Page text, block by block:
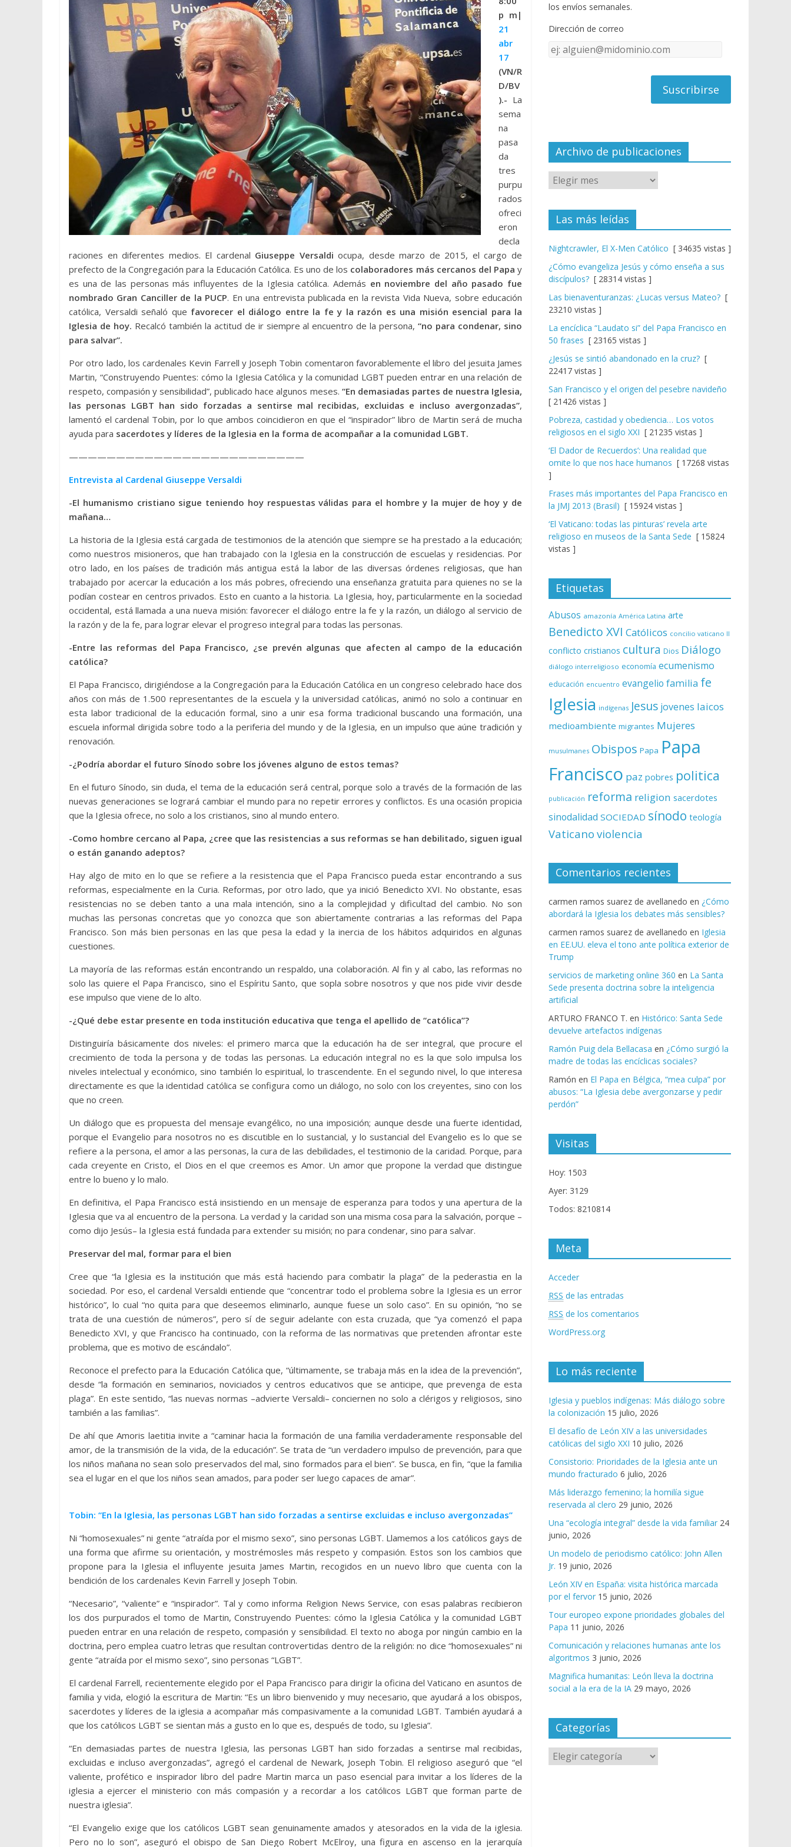
p m|
21
abr
17
(VN/R
D/BV
).- La
sema
na
pasa
da
tres
purpu
rados
ofreci
eron
decla
raciones en diferentes medios. El cardenal Giuseppe Versaldi ocupa, desde marzo de 2015, el cargo de
prefecto de la Congregación para la Educación Católica. Es uno de los colaboradores más cercanos del Papa y
es una de las personas más influyentes de la Iglesia católica. Además en noviembre del año pasado fue
nombrado Gran Canciller de la PUCP. En una entrevista publicada en la revista Vida Nueva, sobre educación
católica, Versaldi señaló que favorecer el diálogo entre la fe y la razón es una misión esencial para la
Iglesia de hoy. Recalcó también la actitud de ir siempre al encuentro de la persona,“no para condenar, sino
para salvar”.
Por otro lado, los cardenales Kevin Farrell y Joseph Tobin comentaron favorablemente el libro del jesuita James
Martin, “Construyendo Puentes: cómo la Iglesia Católica y la comunidad LGBT pueden entrar en una relación de
respeto, compasión y sensibilidad”, publicado hace algunos meses. “En demasiadas partes de nuestra Iglesia,
las personas LGBT han sido forzadas a sentirse mal recibidas, excluidas e incluso avergonzadas”,
lamentó el cardenal Tobin, por lo que ambos coincidieron en que el “inspirador” libro de Martin será de mucha
ayuda para sacerdotes y líderes de la Iglesia en la forma de acompañar a la comunidad LGBT.
—————————————————————————
Entrevista al Cardenal Giuseppe Versaldi
-El humanismo cristiano sigue teniendo hoy respuestas válidas para el hombre y la mujer de hoy y de
mañana…
La historia de la Iglesia está cargada de testimonios de la atención que siempre se ha prestado a la educación;
como nuestros misioneros, que han trabajado con la Iglesia en la construcción de escuelas y residencias. Por
otro lado, en los países de tradición más antigua está la labor de las diversas órdenes religiosas, que han
trabajado por acercar la educación a los más pobres, ofreciendo una enseñanza gratuita para quienes no se la
podían costear en centros privados. Esto en cuanto a la historia. La Iglesia, hoy, particularmente en la sociedad
occidental, está llamada a una nueva misión: favorecer el diálogo entre la fe y la razón, un diálogo al servicio de
la razón y de la fe, para lograr elevar el progreso integral para todas las personas.
-Entre las reformas del Papa Francisco, ¿se prevén algunas que afecten al campo de la educación
católica?
El Papa Francisco, dirigiéndose a la Congregación para la Educación Católica en un congreso celebrado hace dos
años con más de 1.500 representantes de la escuela y la universidad católicas, animó no solo a continuar en
esta labor tradicional de la educación formal, sino a unir esa forma tradicional buscando una formación, una
escuela informal dirigida sobre todo a la periferia del mundo y de la Iglesia, en un impulso que aúne tradición y
renovación.
-¿Podría abordar el futuro Sínodo sobre los jóvenes alguno de estos temas?
En el futuro Sínodo, sin duda, el tema de la educación será central, porque solo a través de la formación de las
nuevas generaciones se logrará cambiar el mundo para no repetir errores y conflictos. Es una ocasión propicia
que la Iglesia ofrece, no solo a los cristianos, sino al mundo entero.
-Como hombre cercano al Papa, ¿cree que las resistencias a sus reformas se han debilitado, siguen igual
o están ganando adeptos?
Hay algo de mito en lo que se refiere a la resistencia que el Papa Francisco pueda estar encontrando a sus
reformas, especialmente en la Curia. Reformas, por otro lado, que ya inició Benedicto XVI. No obstante, esas
resistencias no se deben tanto a una mala intención, sino a la complejidad y dificultad del cambio. No son
muchas las personas concretas que yo conozca que son abiertamente contrarias a las reformas del Papa
Francisco. Son más bien personas en las que pesa la edad y la inercia de los hábitos adquiridos en algunas
cuestiones.
La mayoría de las reformas están encontrando un respaldo, una colaboración. Al fin y al cabo, las reformas no
solo las quiere el Papa Francisco, sino el Espíritu Santo, que sopla sobre nosotros y que nos pide vivir desde
ese impulso que viene de lo alto.
-¿Qué debe estar presente en toda institución educativa que tenga el apellido de “católica”?
Distinguiría básicamente dos niveles: el primero marca que la educación ha de ser integral, que procure el
crecimiento de toda la persona y de todas las personas. La educación integral no es la que solo impulsa los
niveles intelectual y económico, sino también lo espiritual, lo trascendente. En el segundo nivel, lo que interesa
directamente es que la identidad católica se configura como un diálogo, no solo con los creyentes, sino con los
que no creen.
Un diálogo que es propuesta del mensaje evangélico, no una imposición; aunque desde una fuerte identidad,
porque el Evangelio para nosotros no es discutible en lo sustancial, y lo sustancial del Evangelio es lo que se
refiere a la persona, el amor a las personas, la cura de las debilidades, el testimonio de la caridad. Porque, para
cada creyente en Cristo, el Dios en el que creemos es Amor. Un amor que propone la verdad que distingue
entre lo bueno y lo malo.
En definitiva, el Papa Francisco está insistiendo en un mensaje de esperanza para todos y una apertura de la
Iglesia que va al encuentro de la persona. La verdad y la caridad son una misma cosa para la salvación, porque –
como dijo Jesús– la Iglesia está fundada para extender su misión; no para condenar, sino para salvar.
Preservar del mal, formar para el bien
Cree que “la Iglesia es la institución que más está haciendo para combatir la plaga” de la pederastia en la
sociedad. Por eso, el cardenal Versaldi entiende que “concentrar todo el problema sobre la Iglesia es un error
histórico”, lo cual “no quita para que deseemos eliminarlo, aunque fuese un solo caso”. En su opinión, “no se
trata de una cuestión de números”, pero sí de seguir adelante con esta cruzada, que “ya comenzó el papa
Benedicto XVI, y que Francisco ha continuado, con la reforma de las normativas que pretenden afrontar este
problema, que es motivo de escándalo”.
Reconoce el prefecto para la Educación Católica que, “últimamente, se trabaja más en la idea de la prevención”,
desde “la formación en seminarios, noviciados y centros educativos que se anticipe, que prevenga de esta
plaga”. En este sentido, “las nuevas normas –advierte Versaldi– conciernen no solo a clérigos y religiosos, sino
también a las familias”.
De ahí que Amoris laetitia invite a “caminar hacia la formación de una familia verdaderamente responsable del
amor, de la transmisión de la vida, de la educación”. Se trata de “un verdadero impulso de prevención, para que
los niños mañana no sean solo preservados del mal, sino formados para el bien”. Se busca, en fin, “que la familia
sea el lugar en el que los niños sean amados, para poder ser luego capaces de amar”.
Tobin: “En la Iglesia, las personas LGBT han sido forzadas a sentirse excluidas e incluso avergonzadas”
Ni “homosexuales” ni gente “atraída por el mismo sexo”, sino personas LGBT. Llamemos a los católicos gays de
una forma que afirme su orientación, y mostrémosles más respeto y compasión. Estos son los cambios que
propone para la Iglesia el influyente jesuita James Martin, recogidos en un nuevo libro que cuenta con la
bendición de los cardenales Kevin Farrell y Joseph Tobin.
“Necesario”, “valiente” e “inspirador”. Tal y como informa Religion News Service, con esas palabras recibieron
los dos purpurados el tomo de Martin, Construyendo Puentes: cómo la Iglesia Católica y la comunidad LGBT
pueden entrar en una relación de respeto, compasión y sensibilidad. El texto no aboga por ningún cambio en la
doctrina, pero emplea cuatro letras que resultan controvertidas dentro de la religión: no dice “homosexuales” ni
gente “atraída por el mismo sexo”, sino personas “LGBT”.
El cardenal Farrell, recientemente elegido por el Papa Francisco para dirigir la oficina del Vaticano en asuntos de
familia y vida, elogió la escritura de Martin: “Es un libro bienvenido y muy necesario, que ayudará a los obispos,
sacerdotes y líderes de la iglesia a acompañar más compasivamente a la comunidad LGBT. También ayudará a
que los católicos LGBT se sientan más a gusto en lo que es, después de todo, su Iglesia”.
“En demasiadas partes de nuestra Iglesia, las personas LGBT han sido forzadas a sentirse mal recibidas,
excluidas e incluso avergonzadas”, agregó el cardenal de Newark, Joseph Tobin. El religioso aseguró que “el
valiente, profético e inspirador libro del padre Martin marca un paso esencial para invitar a los líderes de la
iglesia a ejercer el ministerio con más compasión y a recordar a los católicos LGBT que forman parte de
nuestra iglesia”.
“El Evangelio exige que los católicos LGBT sean genuinamente amados y atesorados en la vida de la iglesia.
Pero no lo son”, aseguró el obispo de San Diego Robert McElroy, una figura en ascenso en la jerarquía
o
k e
C
el
los envíos semanales.
Dirección de correo
Dirección
Archivo de publicaciones
Las más leídas
Nightcrawler, El X-Men Católico [ 34635 vistas ]
¿Cómo evangeliza Jesús y cómo enseña a sus
discípulos? [ 28314 vistas ]
Las bienaventuranzas: ¿Lucas versus Mateo? [
23210 vistas ]
La encíclica “Laudato si” del Papa Francisco en
50 frases [ 23165 vistas ]
¿Jesús se sintió abandonado en la cruz? [
22417 vistas ]
San Francisco y el origen del pesebre navideño
[ 21426 vistas ]
Pobreza, castidad y obediencia… Los votos
religiosos en el siglo XXI [ 21235 vistas ]
‘El Dador de Recuerdos’: Una realidad que
omite lo que nos hace humanos [ 17268 vistas
]
Frases más importantes del Papa Francisco en
la JMJ 2013 (Brasil) [ 15924 vistas ]
‘El Vaticano: todas las pinturas’ revela arte
religioso en museos de la Santa Sede [ 15824
vistas ]
Etiquetas
Abusos amazonía América Latina arte
Benedicto XVI Católicos concilio vaticano II
conflicto cristianos cultura Dios Diálogo
diálogo interreligioso economía ecumenismo
educación encuentro evangelio familia fe
Iglesia indígenas Jesus jovenes laicos
medioambiente migrantes Mujeres
musulmanes Obispos Papa Papa
Francisco paz pobres politica
publicación reforma religion sacerdotes
sinodalidad SOCIEDAD sínodo teología
Vaticano violencia
Comentarios recientes
carmen ramos suarez de avellanedo en ¿Cómo
abordará la Iglesia los debates más sensibles?
carmen ramos suarez de avellanedo en Iglesia
en EE.UU. eleva el tono ante política exterior de
Trump
servicios de marketing online 360 en La Santa
Sede presenta doctrina sobre la inteligencia
artificial
ARTURO FRANCO T. en Histórico: Santa Sede
devuelve artefactos indígenas
Ramón Puig dela Bellacasa en ¿Cómo surgió la
madre de todas las encíclicas sociales?
Ramón en El Papa en Bélgica, “mea culpa” por
abusos: “La Iglesia debe avergonzarse y pedir
perdón”
Visitas
Hoy: 1503
Ayer: 3129
Todos: 8210814
Meta
Acceder
RSS de las entradas
RSS de los comentarios
WordPress.org
Lo más reciente
Iglesia y pueblos indígenas: Más diálogo sobre
la colonización 15 julio, 2026
El desafío de León XIV a las universidades
católicas del siglo XXI 10 julio, 2026
Consistorio: Prioridades de la Iglesia ante un
mundo fracturado 6 julio, 2026
Más liderazgo femenino; la homilía sigue
reservada al clero 29 junio, 2026
Una “ecología integral” desde la vida familiar 24
junio, 2026
Un modelo de periodismo católico: John Allen
Jr. 19 junio, 2026
León XIV en España: visita histórica marcada
por el fervor 15 junio, 2026
Tour europeo expone prioridades globales del
Papa 11 junio, 2026
Comunicación y relaciones humanas ante los
algoritmos 3 junio, 2026
Magnifica humanitas: León lleva la doctrina
social a la era de la IA 29 mayo, 2026
Categorías